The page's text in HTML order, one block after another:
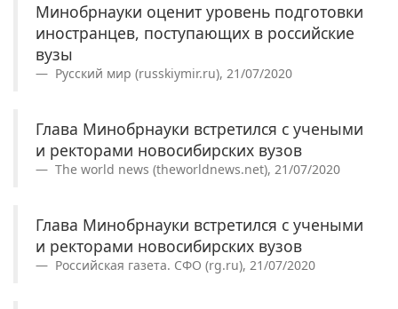
Минобрнауки оценит уровень подготовки
иностранцев, поступающих в российские
вузы
Русский мир (russkiymir.ru), 21/07/2020
Глава Минобрнауки встретился с учеными
и ректорами новосибирских вузов
The world news (theworldnews.net), 21/07/2020
Глава Минобрнауки встретился с учеными
и ректорами новосибирских вузов
Российская газета. СФО (rg.ru), 21/07/2020